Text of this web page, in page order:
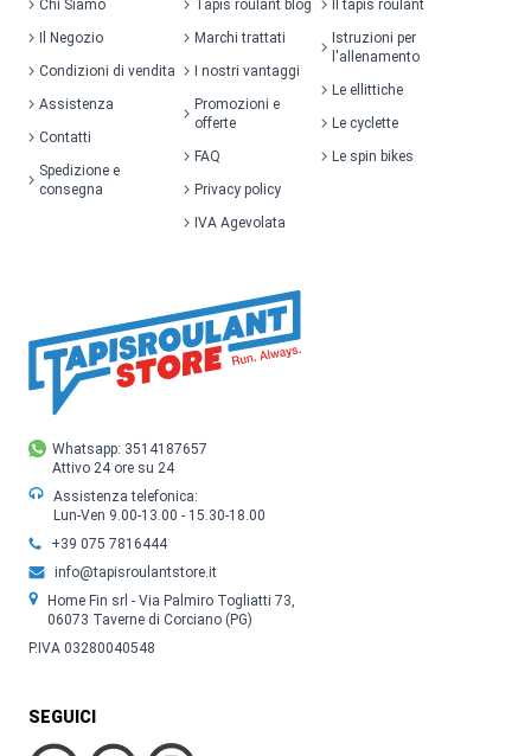
Whatsapp: 3514187657
Attivo 24 ore su 24
Assistenza telefonica:
Lun-Ven 9.00-13.00 - 15.30-18.00
+39 075 7816444
info@tapisroulantstore.it
Home Fin srl - Via Palmiro Togliatti 73,
06073 Taverne di Corciano (PG)
P.IVA 03280040548
SEGUICI
Chi Siamo
Il Negozio
Condizioni di vendita
Assistenza
Contatti
Spedizione e
consegna
Tapis roulant blog
Marchi trattati
I nostri vantaggi
Promozioni e
offerte
FAQ
Privacy policy
IVA Agevolata
Il tapis roulant
Istruzioni per
l'allenamento
Le ellittiche
Le cyclette
Le spin bikes